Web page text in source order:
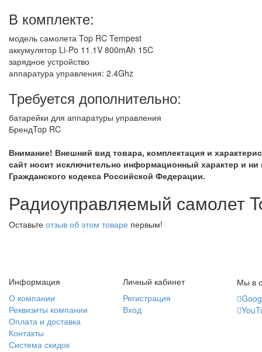
В комплекте:
модель самолета Top RC Tempest
аккумулятор Li-Po 11.1V 800mAh 15C
зарядное устройство
аппаратура управления: 2.4Ghz
Требуется дополнительно:
батарейки для аппаратуры управления
БрендTop RC
Внимание! Внешний вид товара, комплектация и
сайт носит исключительно информационный характер и
Гражданского кодекса Российской Федерации.
Радиоуправляемый самолет
Оставьте отзыв об этом товаре первым!
Информация
О компании
Реквизиты компании
Оплата и доставка
Контакты
Система скидок
Личный кабинет
Регистрация
Вход
Мы в